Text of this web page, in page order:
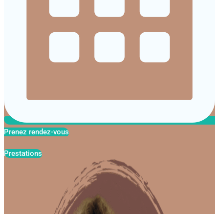
Prenez rendez-vous
Prestations